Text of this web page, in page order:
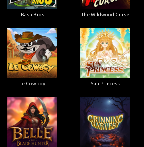
Bash Bros The Wildwood Curse
Le Cowboy Sun Princess